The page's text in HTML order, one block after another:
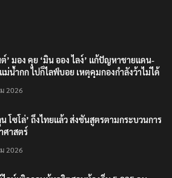
ต์’ มอง คุย ‘มิน ออง ไลง์’ แก้ปัญหาชายแดน-
ม่น้ำกก ไปก็ไลฟ์บอย เหตุคุมกองกำลังว้าไม่ได้
2026
น โซโล่’ ถึงไทยแล้ว ส่งชันสูตรตามกระบวนการ
ศาสตร์
2026